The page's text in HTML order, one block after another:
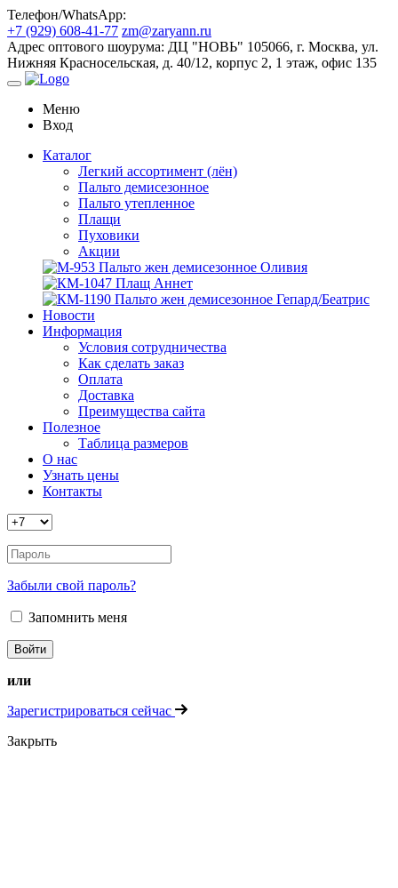
Телефон/WhatsApp:
+7 (929) 608-41-77 zm@zaryann.ru
Адрес оптового шоурума: ДЦ "НОВЬ" 105066, г. Москва, ул.
Нижняя Красносельская, д. 40/12, корпус 2, 1 этаж, офис 135
Меню
Вход
Каталог
Легкий ассортимент (лён)
Пальто демисезонное
Пальто утепленное
Плащи
Пуховики
Акции
Новости
Информация
Условия сотрудничества
Как сделать заказ
Оплата
Доставка
Преимущества сайта
Полезное
Таблица размеров
О нас
Узнать цены
Контакты
Забыли свой пароль?
Запомнить меня
или
Зарегистрироваться сейчас
Закрыть